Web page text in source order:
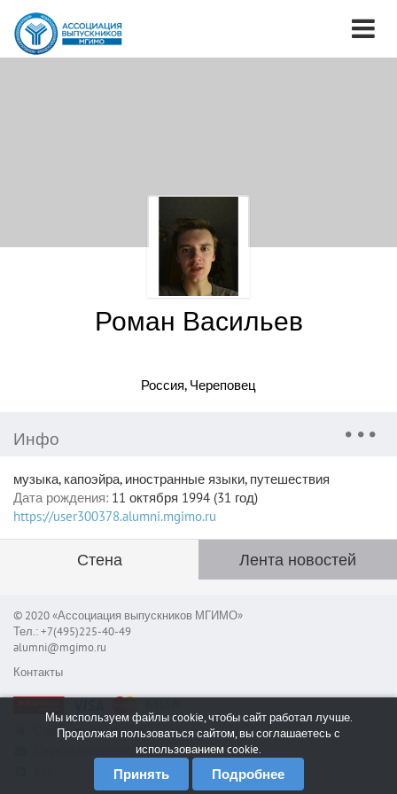
Роман Васильев
Россия, Череповец
Инфо
музыка, капоэйра, иностранные языки, путешествия
Дата рождения: 11 октября 1994 (31 год)
https://user300378.alumni.mgimo.ru
Стена Лента новостей
© 2020 «Ассоциация выпускников МГИМО»
Тел.: +7(495)225-40-49
alumni@mgimo.ru
Контакты
Сообщить об ошибке
Мы используем файлы cookie, чтобы сайт работал лучше.
Продолжая пользоваться сайтом, вы соглашаетесь с
использованием cookie.
Принять Подробнее